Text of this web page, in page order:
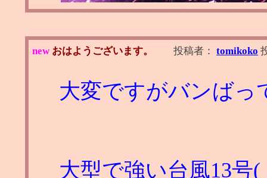
new おはようございます。 投稿者： tomikoko
大変ですがバンばっ
大型で強い台風13号